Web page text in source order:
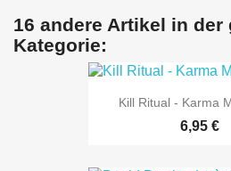
16 andere Artikel in der
Kategorie:
Kill Ritual - Karma
6,95 €